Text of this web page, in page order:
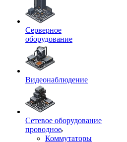
Серверное
оборудование
Видеонаблюдение
Сетевое оборудование
проводное
Коммутаторы